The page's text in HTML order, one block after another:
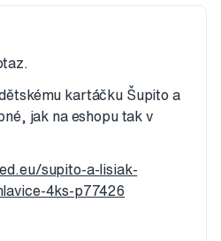
kartáčku Šupito a
jak na eshopu tak v
supito-a-lisiak-
4ks-p77426